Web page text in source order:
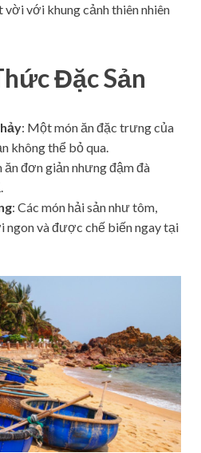
với khung cảnh thiên nhiên
Đặc Sản
: Một món ăn đặc trưng của
không thể bỏ qua.
ăn đơn giản nhưng đậm đà
: Các món hải sản như tôm,
ngon và được chế biến ngay tại